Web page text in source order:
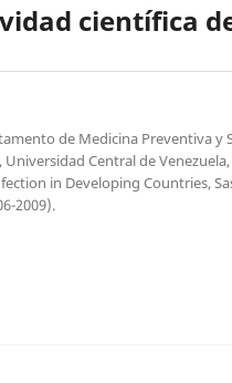
científica
de Medicina Preventiva y
Universidad Central de Venezuela,
in Developing Countries,
2009).